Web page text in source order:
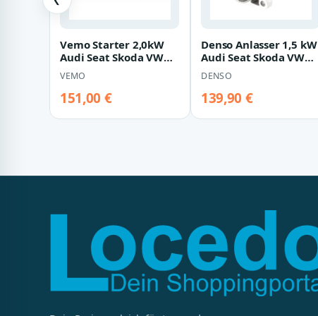
Vemo Starter 2,0kW
Audi Seat Skoda VW
V10-12-20250
VEMO
151,00 €
Denso Anlasser 1,5 kW
Audi Seat Skoda VW
DSN1464
DENSO
139,90 €